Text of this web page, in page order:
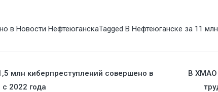
в Новости НефтеюганскаTagged В Нефтеюганске за 11
млн киберпреступлений совершено в
2022 года
В ХМАО